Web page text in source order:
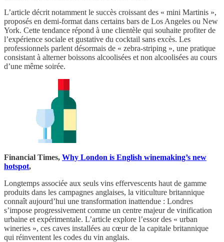
L’article décrit notamment le succès croissant des « mini Martinis »,
proposés en demi-format dans certains bars de Los Angeles ou New
York. Cette tendance répond à une clientèle qui souhaite profiter de
l’expérience sociale et gustative du cocktail sans excès. Les
professionnels parlent désormais de « zebra-striping », une pratique
consistant à alterner boissons alcoolisées et non alcoolisées au cours
d’une même soirée.
Financial Times, Why London is English winemaking’s new
hotspot,
Longtemps associée aux seuls vins effervescents haut de gamme
produits dans les campagnes anglaises, la viticulture britannique
connaît aujourd’hui une transformation inattendue : Londres
s’impose progressivement comme un centre majeur de vinification
urbaine et expérimentale. L’article explore l’essor des « urban
wineries », ces caves installées au cœur de la capitale britannique
qui réinventent les codes du vin anglais.